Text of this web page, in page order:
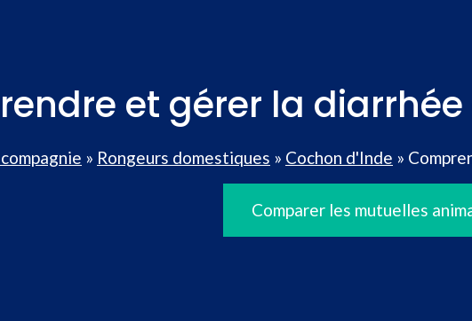
et gérer la diarrhée
» Rongeurs domestiques » Cochon d'Inde »
Comparer les mutuelles